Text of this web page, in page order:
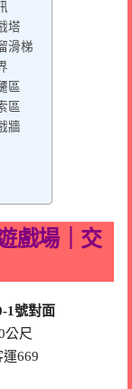
塔
滑梯
區
區
牆
戲場｜交
1號對面
公尺
669